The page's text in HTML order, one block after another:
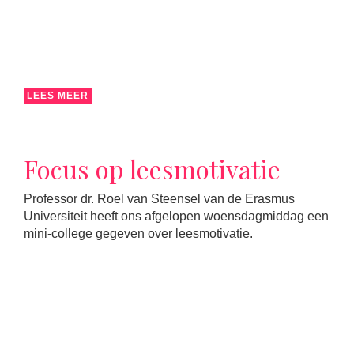
LEES MEER
Focus op leesmotivatie
Professor dr. Roel van Steensel van de Erasmus
Universiteit heeft ons afgelopen woensdagmiddag een
mini-college gegeven over leesmotivatie.